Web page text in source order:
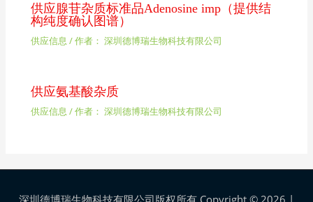
供应腺苷杂质标准品Adenosine imp（提供结
构纯度确认图谱）
供应信息 / 作者： 深圳德博瑞生物科技有限公司
供应氨基酸杂质
供应信息 / 作者： 深圳德博瑞生物科技有限公司